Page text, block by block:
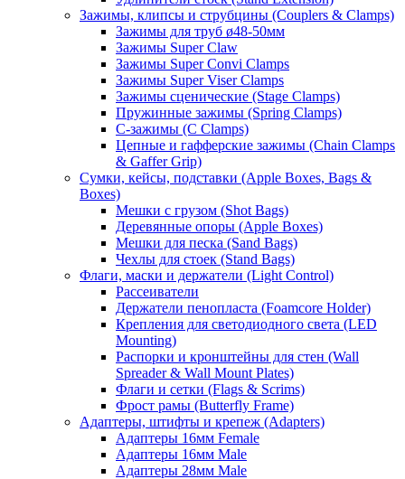
Зажимы, клипсы и струбцины (Couplers & Clamps)
Зажимы для труб ø48-50мм
Зажимы Super Claw
Зажимы Super Convi Clamps
Зажимы Super Viser Clamps
Зажимы сценические (Stage Clamps)
Пружинные зажимы (Spring Clamps)
С-зажимы (C Clamps)
Цепные и гафферские зажимы (Chain Clamps
& Gaffer Grip)
Сумки, кейсы, подставки (Apple Boxes, Bags &
Boxes)
Мешки с грузом (Shot Bags)
Деревянные опоры (Apple Boxes)
Мешки для песка (Sand Bags)
Чехлы для стоек (Stand Bags)
Флаги, маски и держатели (Light Control)
Рассеиватели
Держатели пенопласта (Foamcore Holder)
Крепления для светодиодного света (LED
Mounting)
Распорки и кронштейны для стен (Wall
Spreader & Wall Mount Plates)
Флаги и сетки (Flags & Scrims)
Фрост рамы (Butterfly Frame)
Адаптеры, штифты и крепеж (Adapters)
Адаптеры 16мм Female
Адаптеры 16мм Male
Адаптеры 28мм Male